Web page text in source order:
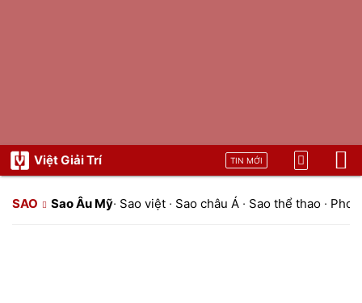
Việt Giải Trí TIN MỚI
SAO Sao Âu Mỹ· Sao việt · Sao châu Á · Sao thể thao ·